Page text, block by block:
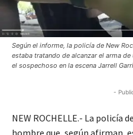
Según el informe, la policía de New
estaba tratando de alcanzar el arma
el sospechoso en la escena Jarrell
-
NEW ROCHELLE.- La policía
hombre que, según afirman,